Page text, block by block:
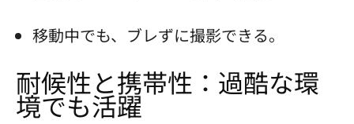
移動中でも、ブレずに撮影できる。
耐候性と携帯性：過酷な環
境でも活躍